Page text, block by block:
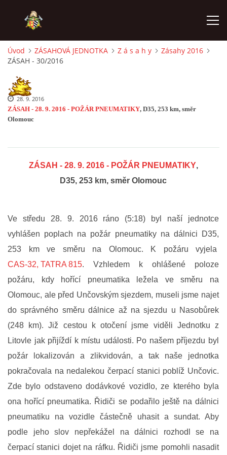
ÚVOD
PODPOŘTE NÁS PŘES GIVT.CZ
ČINNOST SDH
REKONSTRUKCE
MLADÍ HASIČI
FOTOGALERIE
VIDEOGALERIE
PREVENCE
HISTORIE
E-KRONIKA
PARTNEŘI
KONTAKTY
Úvod ZÁSAHOVÁ JEDNOTKA Z á s a h y
Zásahy 2016
ZÁSAH - 30/2016
ZÁSAH - 28. 9. 2016 - POŽÁR PNEUMATIKY, D35, 253 km, směr
Olomouc
28. 9. 2016
ZÁSAH - 28. 9. 2016 - POŽÁR PNEUMATIKY,
D35, 253 km, směr Olomouc
Ve středu 28. 9. 2016 ráno (5:18) byl naší jednotce
vyhlášen poplach na požár pneumatiky na dálnici D35,
253 km ve směru na Olomouc. K požáru vyjela
CAS-32, TATRA 815. Vzhledem k ohlášené poloze
požáru, kdy hořící pneumatika ležela ve směru na
Olomouc, ale před Unčovským sjezdem, museli jsme najet
do správného směru dálnice až na sjezdu u Nasobůrek
(248 km). Již cestou k otočení jsme viděli Jednotku z
Litovle jak přijíždí k místu události. Po našem příjezdu byl
požár lokalizován a zlikvidován, a tak naše jednotka
pokračovala na nedalekou čerpací stanici poblíž Unčovic.
Zde bylo odstaveno dodávkové vozidlo, ze kterého byla
ona hořící pneumatika. Řidiči se podařilo ještě na dálnici
pneumatiku na vozidle částečně uhasit a sundat. Aby
podle jeho slov nepřekážel na dálnici rozhodl se na
čerpací stanici dojet na ráfku. Řidiči jsme pomohli nasadit